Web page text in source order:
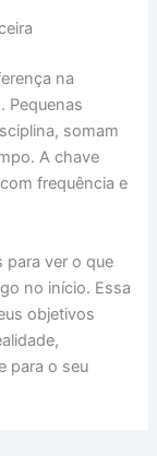
na
Pequenas
somam
A chave
com frequência e
para ver o que
no início. Essa
objetivos
para o seu